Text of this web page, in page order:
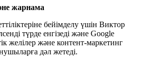
жарнама
бейімделу үшін Виктор
түрде енгізеді және Google
желілер және контент-маркетинг
дәл жетеді.